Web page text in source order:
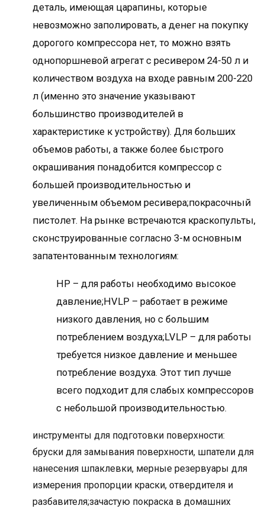
деталь, имеющая царапины, которые
невозможно заполировать, а денег на покупку
дорогого компрессора нет, то можно взять
однопоршневой агрегат с ресивером 24-50 л и
количеством воздуха на входе равным 200-220
л (именно это значение указывают
большинство производителей в
характеристике к устройству). Для больших
объемов работы, а также более быстрого
окрашивания понадобится компрессор с
большей производительностью и
увеличенным объемом ресивера;покрасочный
пистолет. На рынке встречаются краскопульты,
сконструированные согласно 3-м основным
запатентованным технологиям:
HP – для работы необходимо высокое
давление;HVLP – работает в режиме
низкого давления, но с большим
потреблением воздуха;LVLP – для работы
требуется низкое давление и меньшее
потребление воздуха. Этот тип лучше
всего подходит для слабых компрессоров
с небольшой производительностью.
инструменты для подготовки поверхности:
бруски для замывания поверхности, шпатели для
нанесения шпаклевки, мерные резервуары для
измерения пропорции краски, отвердителя и
разбавителя;зачастую покраска в домашних